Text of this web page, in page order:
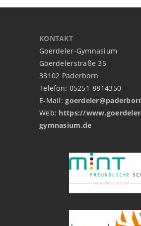
KONTAKT
Goerdeler-Gymnasium
Goerdelerstraße 35
33102 Paderborn
Telefon: 05251-8814350
E-Mail:
Web: https://
gymnasium.de